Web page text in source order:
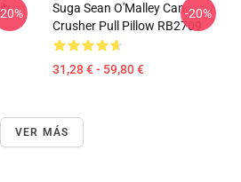
Suga Sean O'Malley Can
Crusher Pull Pillow RB2709
31,28 € - 59,80 €
-20%
VER MÁS